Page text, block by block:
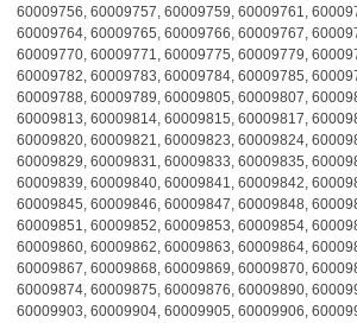
60009756, 60009757, 60009759, 60009761,
60009764, 60009765, 60009766, 60009767,
60009770, 60009771, 60009775, 60009779,
60009782, 60009783, 60009784, 60009785,
60009788, 60009789, 60009805, 60009807,
60009813, 60009814, 60009815, 60009817,
60009820, 60009821, 60009823, 60009824,
60009829, 60009831, 60009833, 60009835,
60009839, 60009840, 60009841, 60009842,
60009845, 60009846, 60009847, 60009848,
60009851, 60009852, 60009853, 60009854,
60009860, 60009862, 60009863, 60009864,
60009867, 60009868, 60009869, 60009870,
60009874, 60009875, 60009876, 60009890,
60009903, 60009904, 60009905, 60009906,